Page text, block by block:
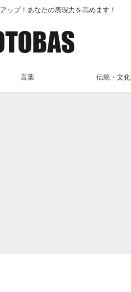
ップ！あなたの表現力を高めます！
言葉 伝統・文化